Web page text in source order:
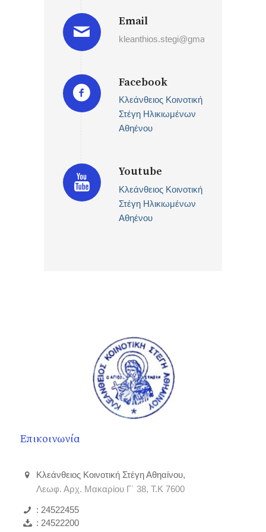
Email
kleanthios.stegi@gmail.com
Facebook
Κλεάνθειος Κοινοτική
Στέγη Ηλικιωμένων
Αθηένου
Youtube
Κλεάνθειος Κοινοτική
Στέγη Ηλικιωμένων
Αθηένου
Επικοινωνία
Κλεάνθειος Κοινοτική Στέγη Αθηαίνου,
Λεωφ. Αρχ. Μακαρίου Γ΄ 38, Τ.Κ 7600
: 24522455
: 24522200